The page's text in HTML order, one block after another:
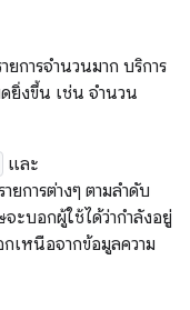
ยการจำนวนมาก บริการ
ยิ่งขึ้น เช่น จำนวน
และ
ยการต่างๆ ตามลำดับ
ะบอกผู้ใช้ได้ว่ากำลังอยู่
เหนือจากข้อมูลความ